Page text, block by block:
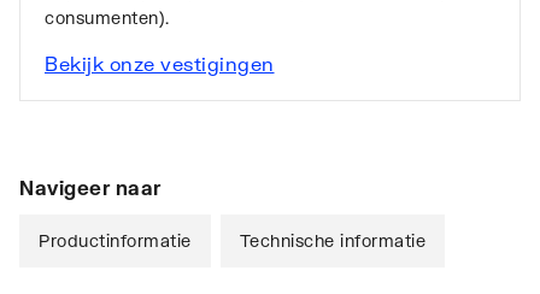
consumenten).
Bekijk onze vestigingen
Navigeer naar
Productinformatie Technische informatie